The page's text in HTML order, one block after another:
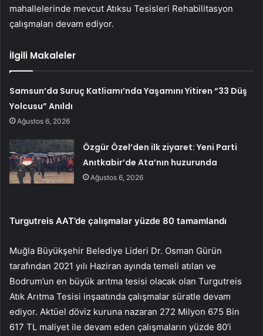
mahallelerinde mevcut Atıksu Tesisleri Rehabilitasyon
çalışmaları devam ediyor.
İlgili Makaleler
Samsun’da Suruç Katliamı’nda Yaşamını Yitiren “33 Düş
Yolcusu” Anıldı
Ağustos 6, 2026
Özgür Özel’den ilk ziyaret: Yeni Parti
Anıtkabir’de Ata’nın huzurunda
Ağustos 6, 2026
Turgutreis AAT’de çalışmalar yüzde 80 tamamlandı
Muğla Büyükşehir Belediye Lideri Dr. Osman Gürün
tarafından 2021 yılı Haziran ayında temeli atılan ve
Bodrum’un en büyük arıtma tesisi olacak olan Turgutreis
Atık Arıtma Tesisi inşaatında çalışmalar süratle devam
ediyor. Aktüel döviz kuruna nazaran 272 Milyon 675 Bin
617 TL maliyet ile devam eden çalışmaların yüzde 80’i